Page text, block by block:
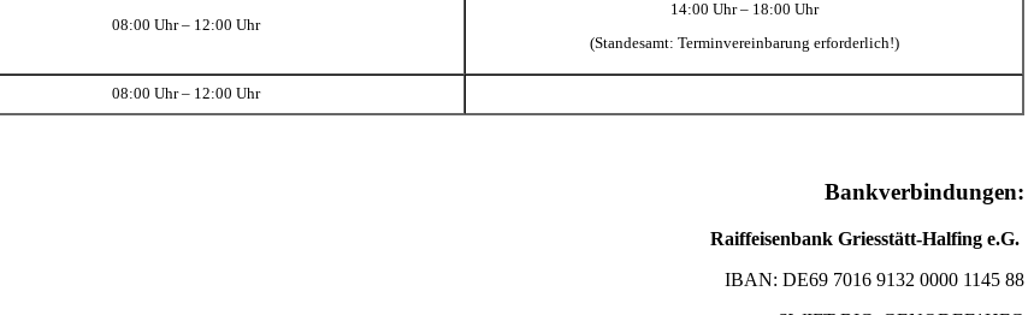
08:00 Uhr – 12:00 Uhr
14:00 Uhr – 18:00 Uhr
(Standesamt: Terminvereinbarung erforderlich!)
08:00 Uhr – 12:00 Uhr
Bankverbindungen:
Raiffeisenbank Griesstätt-Halfing e.G.
IBAN: DE69 7016 9132 0000 1145 88